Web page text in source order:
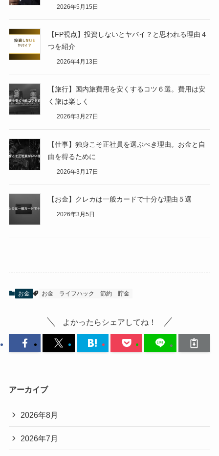
2026年5月15日
【FP視点】投資しないとヤバイ？と思われる理由４
つを紹介
2026年4月13日
【旅行】国内旅費用を安くするコツ６選。費用は安
く旅は楽しく
2026年3月27日
【仕事】独身こそ正社員を選ぶべき理由。お金と自
由を得るために
2026年3月17日
【お金】クレカは一般カードで十分な理由５選
2026年3月5日
お金 お金 ライフハック 節約 貯金
よかったらシェアしてね！
アーカイブ
2026年8月
2026年7月